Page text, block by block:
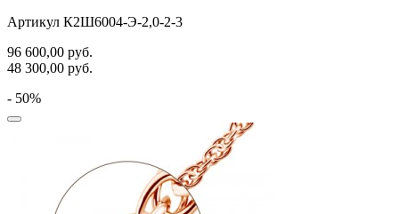
Артикул К2Ш6004-Э-2,0-2-3
96 600,00 руб.
48 300,00 руб.
- 50%